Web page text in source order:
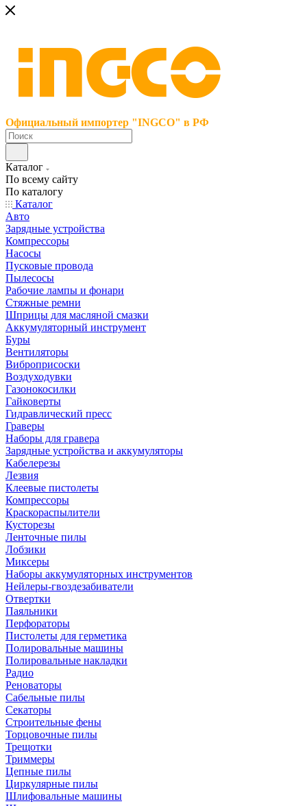
Официальный импортер "INGCO" в РФ
Каталог
По всему сайту
По каталогу
Каталог
Авто
Зарядные устройства
Компрессоры
Насосы
Пусковые провода
Пылесосы
Рабочие лампы и фонари
Стяжные ремни
Шприцы для масляной смазки
Аккумуляторный инструмент
Буры
Вентиляторы
Виброприсоски
Воздуходувки
Газонокосилки
Гайковерты
Гидравлический пресс
Граверы
Наборы для гравера
Зарядные устройства и аккумуляторы
Кабелерезы
Лезвия
Клеевые пистолеты
Компрессоры
Краскораспылители
Кусторезы
Ленточные пилы
Лобзики
Миксеры
Наборы аккумуляторных инструментов
Нейлеры-гвоздезабиватели
Отвертки
Паяльники
Перфораторы
Пистолеты для герметика
Полировальные машины
Полировальные накладки
Радио
Реноваторы
Сабельные пилы
Секаторы
Строительные фены
Торцовочные пилы
Трещотки
Триммеры
Цепные пилы
Циркулярные пилы
Шлифовальные машины